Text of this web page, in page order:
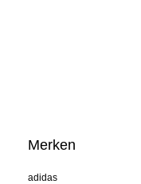
Merken
adidas